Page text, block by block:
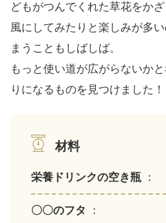
どもがつんでくれた草花をか
風にしてみたりと楽しみが多
まうこともしばしば。
もっと使い道が広がらないか
りになるものを見つけました！
材料
栄養ドリンクの空き瓶 ：
〇〇のフタ ：